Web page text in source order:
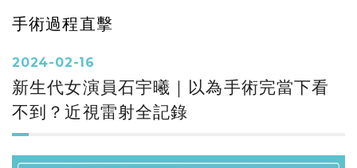
手術過程直擊
2024-02-16
新生代女演員石宇曦｜以為手術完當下看
不到？近視雷射全記錄